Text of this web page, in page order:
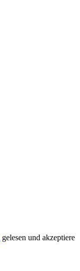
gelesen und akzeptiere